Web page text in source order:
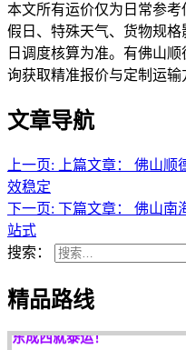
本文所有运价仅为日常参
假日、特殊天气、货物规
日调度核算为准。有佛山
询获取精准报价与定制运输
文章导航
上一页: 上篇文章：
佛山顺
效稳定
下一页: 下篇文章：
佛山南
站式
搜索：
精品路线
天开地辟宏基，
东成西就泰运！
途鸽快运精品路线：